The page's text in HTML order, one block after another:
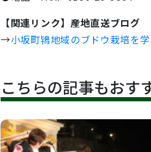
【関連リンク】産地直送ブログ
→小坂町鴇地域のブドウ栽培を
こちらの記事もおす